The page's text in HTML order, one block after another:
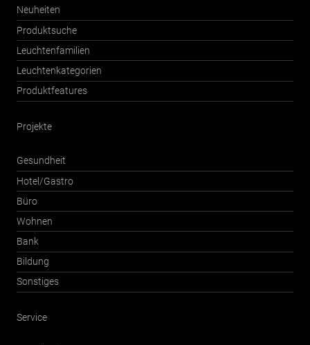
Neuheiten
Produktsuche
Leuchtenfamilien
Leuchtenkategorien
Produktfeatures
Projekte
Gesundheit
Hotel/Gastro
Büro
Wohnen
Bank
Bildung
Sonstiges
Service